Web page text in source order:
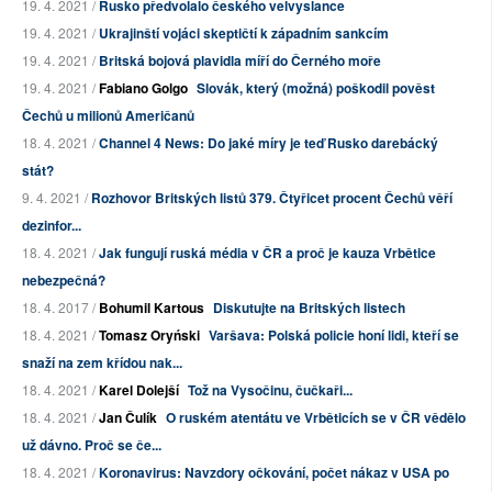
19. 4. 2021 /Rusko předvolalo českého velvyslance
19. 4. 2021 /Ukrajinští vojáci skeptičtí k západním sankcím
19. 4. 2021 /Britská bojová plavidla míří do Černého moře
19. 4. 2021 /Fabiano Golgo Slovák, který (možná) poškodil pověst
Čechů u milionů Američanů
18. 4. 2021 /Channel 4 News: Do jaké míry je teď Rusko darebácký
stát?
9. 4. 2021 /Rozhovor Britských listů 379. Čtyřicet procent Čechů věří
dezinfor...
18. 4. 2021 /Jak fungují ruská média v ČR a proč je kauza Vrbětice
nebezpečná?
18. 4. 2017 /Bohumil Kartous Diskutujte na Britských listech
18. 4. 2021 /Tomasz Oryński Varšava: Polská policie honí lidi, kteří se
snaží na zem křídou nak...
18. 4. 2021 /Karel Dolejší Tož na Vysočinu, čučkaři...
18. 4. 2021 /Jan Čulík O ruském atentátu ve Vrběticích se v ČR vědělo
už dávno. Proč se če...
18. 4. 2021 /Koronavirus: Navzdory očkování, počet nákaz v USA po